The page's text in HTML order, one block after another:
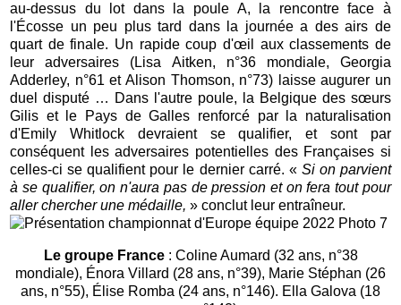
au-dessus du lot dans la poule A, la rencontre face à
l'Écosse un peu plus tard dans la journée a des airs de
quart de finale. Un rapide coup d'œil aux classements de
leur adversaires (Lisa Aitken, n°36 mondiale, Georgia
Adderley, n°61 et Alison Thomson, n°73) laisse augurer un
duel disputé … Dans l'autre poule, la Belgique des sœurs
Gilis et le Pays de Galles renforcé par la naturalisation
d'Emily Whitlock devraient se qualifier, et sont par
conséquent les adversaires potentielles des Françaises si
celles-ci se qualifient pour le dernier carré. « Si on parvient
à se qualifier, on n'aura pas de pression et on fera tout pour
aller chercher une médaille, » conclut leur entraîneur.
Le groupe France: Coline Aumard (32 ans, n°38
mondiale), Énora Villard (28 ans, n°39), Marie Stéphan (26
ans, n°55), Élise Romba (24 ans, n°146). Ella Galova (18